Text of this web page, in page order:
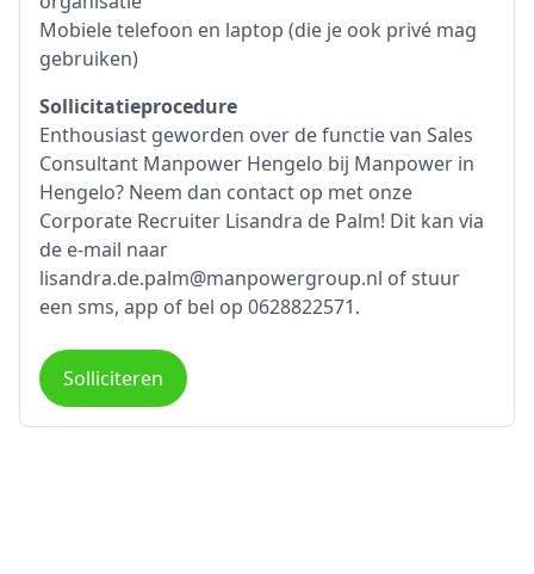
Mobiele telefoon en laptop (die je ook privé mag
gebruiken)
Sollicitatieprocedure
Enthousiast geworden over de functie van Sales
Consultant Manpower Hengelo bij Manpower in
Hengelo? Neem dan contact op met onze
Corporate Recruiter Lisandra de Palm! Dit kan via
de e-mail naar
lisandra.de.palm@manpowergroup.nl of stuur
een sms, app of bel op 0628822571.
Solliciteren